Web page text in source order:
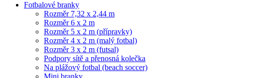
Fotbalové branky
Rozměr 7,32 x 2,44 m
Rozměr 6 x 2 m
Rozměr 5 x 2 m (přípravky)
Rozměr 4 x 2 m (malý fotbal)
Rozměr 3 x 2 m (futsal)
Podpory sítě a přenosná kolečka
Na plážový fotbal (beach soccer)
Mini branky